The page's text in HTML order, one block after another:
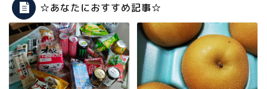
☆あなたにおすすめ記事☆